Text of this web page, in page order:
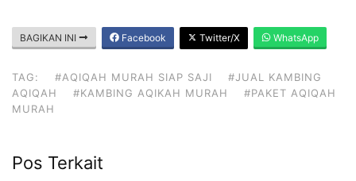
BAGIKAN INI Facebook Twitter/X WhatsApp
TAG: #AQIQAH MURAH SIAP SAJI
#JUAL KAMBING
AQIQAH
#KAMBING AQIKAH MURAH
#PAKET AQIQAH
MURAH
Pos Terkait